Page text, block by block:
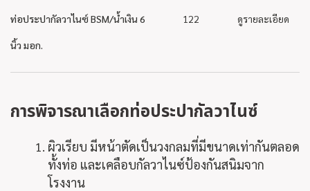
ท่อประปากัลวาไนซ์ BSM/น้ำเงิน 6
นิ้ว มอก.
122 ดูรายละเอียด
การพิจารณาเลือกท่อประปากัลวาไนซ์
ผิวเรียบ มีหน้าตัดเป็นวงกลมที่มีขนาดเท่ากันตลอด
ทั้งท่อ และเคลือบกัลวาไนซ์ป้องกันสนิมจาก
โรงงาน